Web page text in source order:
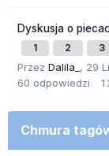
Dyskusja o
1 2 3
Przez Dalila_ , 29
60 odpowiedzi 1
Chmura